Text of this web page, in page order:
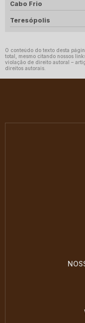
Cabo Frio
Teresópolis
O conteúdo do texto desta
total, mesmo citando nossos
violação de direito autoral –
direitos autorais